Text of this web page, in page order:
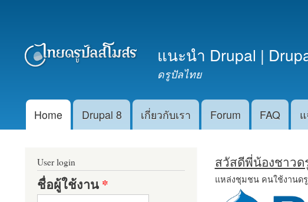
แนะนำ Drupal |
ดรูปัลไทย
Main menu
Home Drupal 8 เกี่ยวกับเรา Forum FAQ
สวัสดีพี่น้องชาวด
แหล่งชุมชน คนใช้งานดรู
User login
ชื่อผู้ใช้งาน*